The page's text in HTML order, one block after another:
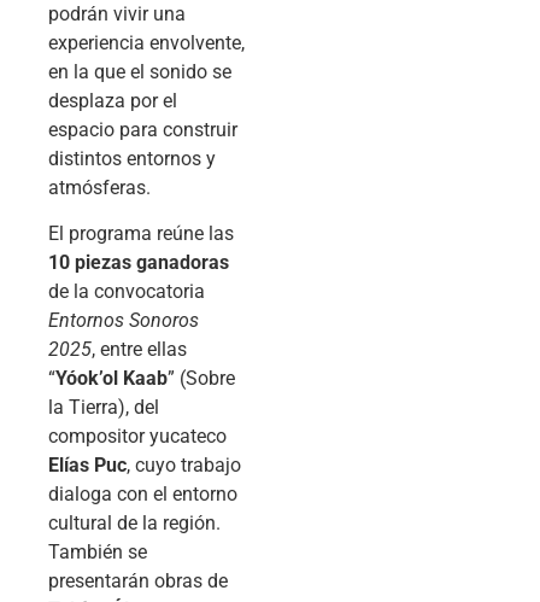
podrán vivir una
experiencia envolvente,
en la que el sonido se
desplaza por el
espacio para construir
distintos entornos y
atmósferas.
El programa reúne las
10 piezas ganadoras
de la convocatoria
Entornos Sonoros
2025, entre ellas
“Yóokʼol Kaab” (Sobre
la Tierra), del
compositor yucateco
Elías Puc, cuyo trabajo
dialoga con el entorno
cultural de la región.
También se
presentarán obras de